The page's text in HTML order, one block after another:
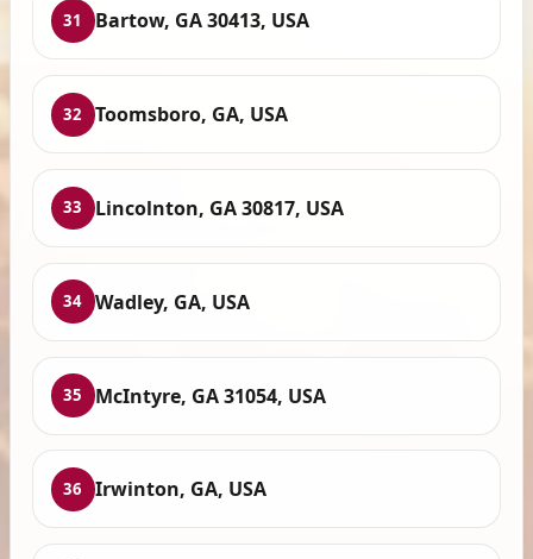
31 Bartow, GA 30413, USA
32 Toomsboro, GA, USA
33 Lincolnton, GA 30817, USA
34 Wadley, GA, USA
35 McIntyre, GA 31054, USA
36 Irwinton, GA, USA